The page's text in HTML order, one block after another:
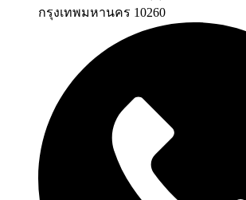
กรุงเทพมหานคร 10260